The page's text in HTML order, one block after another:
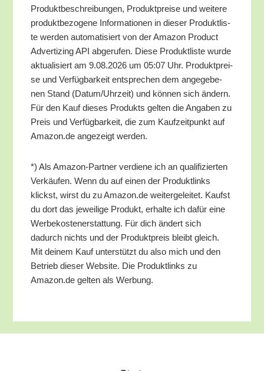
Pro­dukt­be­schrei­bun­gen, Pro­dukt­prei­se und wei­te­re
pro­dukt­be­zo­ge­ne Infor­ma­tio­nen in die­ser Pro­dukt­lis­
te wer­den auto­ma­ti­siert von der Ama­zon Pro­duct
Adver­tiz­ing API abge­ru­fen. Die­se Pro­dukt­lis­te wur­de
aktua­li­siert am 9.08.2026 um 05:07 Uhr. Pro­dukt­prei­
se und Ver­füg­bar­keit ent­spre­chen dem ange­ge­be­
nen Stand (Datum/​Uhrzeit) und kön­nen sich ändern.
Für den Kauf die­ses Pro­dukts gel­ten die Anga­ben zu
Preis und Ver­füg­bar­keit, die zum Kauf­zeit­punkt auf
Amazon.de ange­zeigt werden.
*) Als Ama­zon-Part­ner ver­die­ne ich an qua­li­fi­zier­ten
Ver­käu­fen. Wenn du auf einen der Pro­dukt­links
klickst, wirst du zu Amazon.de wei­ter­ge­lei­tet. Kaufst
du dort das jewei­li­ge Pro­dukt, erhal­te ich dafür eine
Wer­be­kos­ten­er­stat­tung. Für dich ändert sich
dadurch nichts und der Pro­dukt­preis bleibt gleich.
Mit dei­nem Kauf unter­stützt du also mich und den
Betrieb die­ser Web­site. Die Pro­dukt­links zu
Amazon.de gel­ten als Werbung.